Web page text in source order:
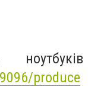
produce